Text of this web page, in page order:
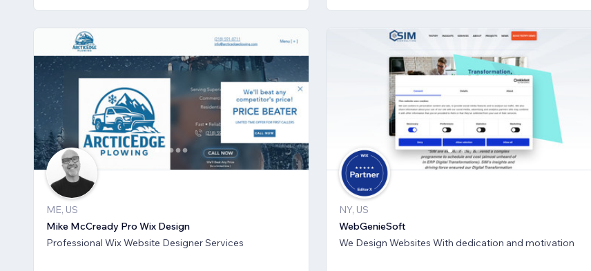
ME, US
Mike McCready Pro Wix Design
Professional Wix Website Designer Services
NY, US
WebGenieSoft
We Design Websites With dedication and motivation